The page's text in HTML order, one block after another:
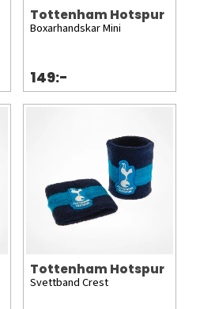
Tottenham Hotspur
Boxarhandskar Mini
149:-
Tottenham Hotspur
Svettband Crest